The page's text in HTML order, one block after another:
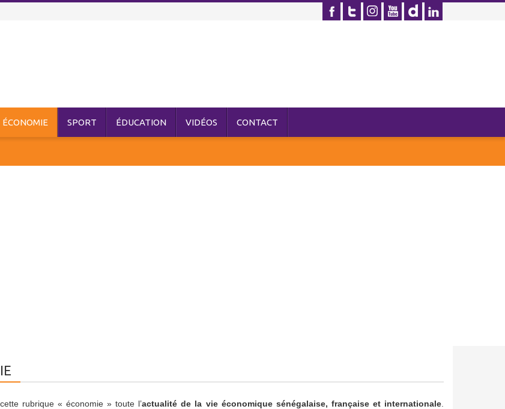
ÉCONOMIE SPORT ÉDUCATION VIDÉOS CONTACT
rubrique « économie » toute l’actualité de la vie économique sénégalaise, française et internationale